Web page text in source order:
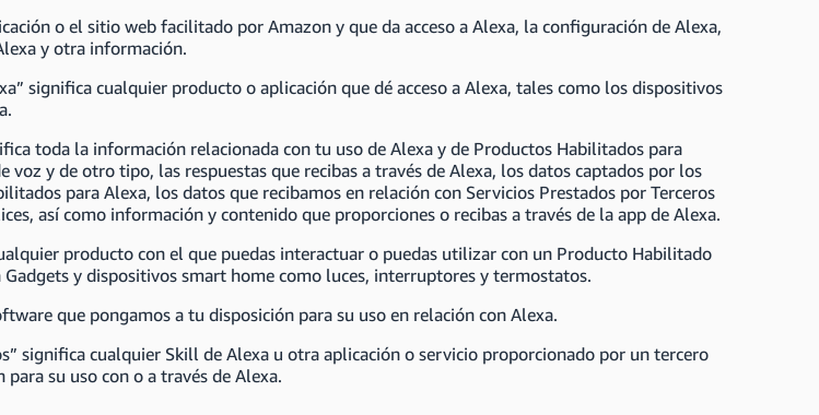
o el sitio web facilitado por Amazon y que da acceso a Alexa, la configuración de Alexa,
y otra información.
significa cualquier producto o aplicación que dé acceso a Alexa, tales como los dispositivos
toda la información relacionada con tu uso de Alexa y de Productos Habilitados para
voz y de otro tipo, las respuestas que recibas a través de Alexa, los datos captados por los
para Alexa, los datos que recibamos en relación con Servicios Prestados por Terceros
así como información y contenido que proporciones o recibas a través de la app de Alexa.
producto con el que puedas interactuar o puedas utilizar con un Producto Habilitado
y dispositivos smart home como luces, interruptores y termostatos.
que pongamos a tu disposición para su uso en relación con Alexa.
significa cualquier Skill de Alexa u otra aplicación o servicio proporcionado por un tercero
su uso con o a través de Alexa.